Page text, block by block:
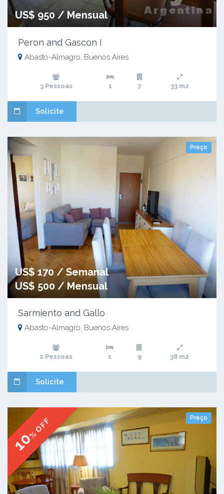
US$ 950 / Mensual
Peron and Gascon I
Abasto-Almagro, Buenos Aires
3 Pessoas 1 7 33 m2
Solicite
Preço
US$ 170 / Semanal
US$ 500 / Mensual
Sarmiento and Gallo
Abasto-Almagro, Buenos Aires
2 Pessoas 1 9 38 m2
Solicite
Preço
10
% OFF